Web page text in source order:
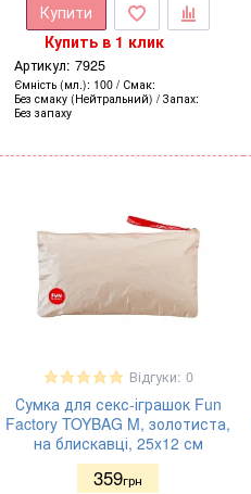
Купити
Купить в 1 клик
Артикул: 7925
Ємність (мл.) 100
Смак
Без смаку (Нейтральний)
Запах
Без запаху
Відгуки: 0
Сумка для секс-іграшок Fun
Factory TOYBAG M, золотиста,
на блискавці, 25x12 см
359грн